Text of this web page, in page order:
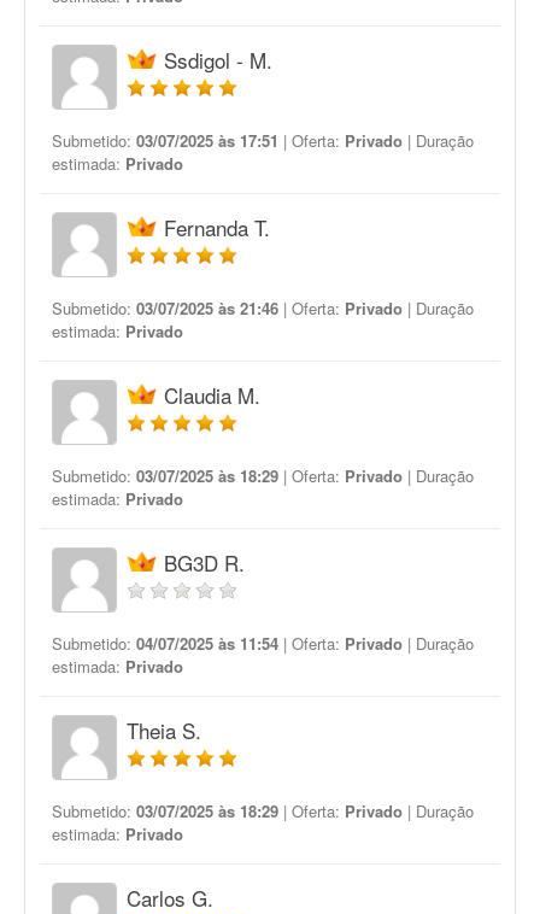
Ssdigol - M.
Submetido: 03/07/2025 às 17:51 | Oferta: Privado | Duração
estimada: Privado
Fernanda T.
Submetido: 03/07/2025 às 21:46 | Oferta: Privado | Duração
estimada: Privado
Claudia M.
Submetido: 03/07/2025 às 18:29 | Oferta: Privado | Duração
estimada: Privado
BG3D R.
Submetido: 04/07/2025 às 11:54 | Oferta: Privado | Duração
estimada: Privado
Theia S.
Submetido: 03/07/2025 às 18:29 | Oferta: Privado | Duração
estimada: Privado
Carlos G.